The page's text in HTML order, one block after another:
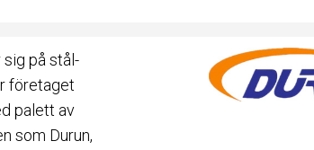
på stål-
företaget
palett av
som Durun,